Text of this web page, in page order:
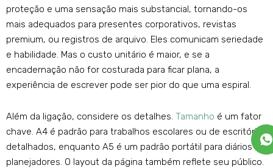
proteção e uma sensação mais substancial, tornando-os
mais adequados para presentes corporativos, revistas
premium, ou registros de arquivo. Eles comunicam seriedade
e habilidade. Mas o custo unitário é maior, e se a
encadernação não for costurada para ficar plana, a
experiência de escrever pode ser pior do que uma espiral.
Além da ligação, considere os detalhes. Tamanho é um fator
chave. A4 é padrão para trabalhos escolares ou de escritório
detalhados, enquanto A5 é um padrão portátil para diários e
planejadores. O layout da página também reflete seu público.